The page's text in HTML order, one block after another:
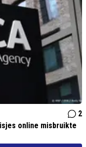
2
online misbruikte